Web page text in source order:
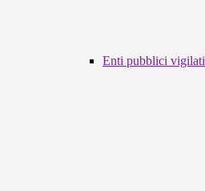
Enti pubblici vigilati